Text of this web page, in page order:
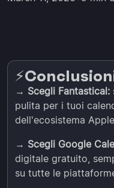
⚡️
→ Scegli Fantastical:
pulita per i tuoi
dell'ecosistema Apple
→ Scegli Google
digitale gratuito,
su tutte le